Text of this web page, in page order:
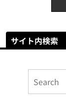
サイト内検索